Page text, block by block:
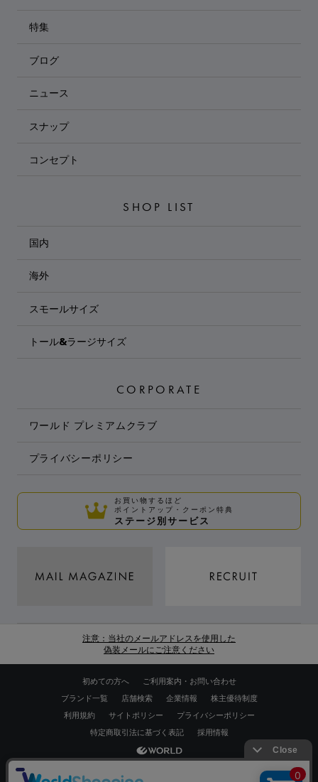
特集
ブログ
ニュース
スナップ
コンセプト
SHOP LIST
国内
海外
スモールサイズ
トール&ラージサイズ
CORPORATE
ワールド プレミアムクラブ
プライバシーポリシー
お買い物するほど
ポイントアップ・クーポン特典
ステージ別サービス
注意：当社のメールアドレスを使用した
偽装メールにご注意ください
初めての方へ
ご利用案内・お問い合わせ
ブランド一覧
店舗検索 企業情報
株主優待制度
利用規約
サイトポリシー
プライバシーポリシー
特定商取引法に基づく表記
採用情報